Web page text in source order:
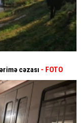
cəzası - FOTO